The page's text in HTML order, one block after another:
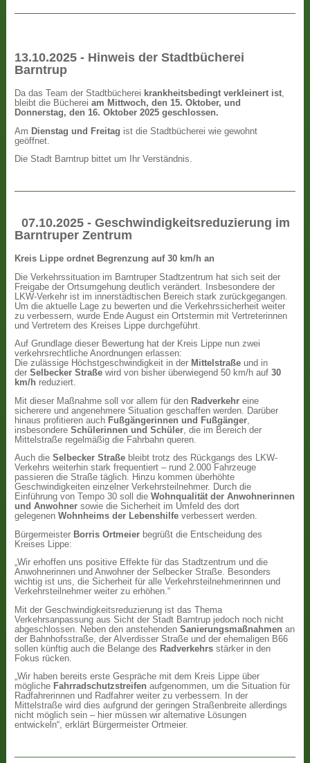
13.10.2025 - Hinweis der Stadtbücherei
Barntrup
Da das Team der Stadtbücherei krankheitsbedingt verkleinert ist,
bleibt die Büchereiam Mittwoch, den 15. Oktober, und
Donnerstag, den 16. Oktober 2025 geschlossen.
Am Dienstag und Freitag ist die Stadtbücherei wie gewohnt
geöffnet.
Die Stadt Barntrup bittet um Ihr Verständnis.
07.10.2025 - Geschwindigkeitsreduzierung im
Barntruper Zentrum
Kreis Lippe ordnet Begrenzung auf 30 km/h an
Die Verkehrssituation im Barntruper Stadtzentrum hat sich seit der
Freigabe der Ortsumgehung deutlich verändert. Insbesondere der
LKW-Verkehr ist im innerstädtischen Bereich stark zurückgegangen.
Um die aktuelle Lage zu bewerten und die Verkehrssicherheit weiter
zu verbessern, wurde Ende August ein Ortstermin mit Vertreterinnen
und Vertretern des Kreises Lippe durchgeführt.
Auf Grundlage dieser Bewertung hat der Kreis Lippe nun zwei
verkehrsrechtliche Anordnungen erlassen:
Die zulässige Höchstgeschwindigkeit in der Mittelstraße und in
derSelbecker Straße wird von bisher überwiegend 50 km/h auf30
km/h reduziert.
Mit dieser Maßnahme soll vor allem für den Radverkehr eine
sicherere und angenehmere Situation geschaffen werden. Darüber
hinaus profitieren auch Fußgängerinnen und Fußgänger
insbesondereSchülerinnen und Schüler , die im Bereich der
Mittelstraße regelmäßig die Fahrbahn queren.
Auch dieSelbecker Straße bleibt trotz des Rückgangs des LKW-
Verkehrs weiterhin stark frequentiert – rund 2.000 Fahrzeuge
passieren die Straße täglich. Hinzu kommen überhöhte
Geschwindigkeiten einzelner Verkehrsteilnehmer. Durch die
Einführung von Tempo 30 soll dieWohnqualität der Anwohnerinnen
und Anwohner sowie die Sicherheit im Umfeld des dort
gelegenenWohnheims der Lebenshilfe verbessert werden.
Bürgermeister Borris Ortmeier begrüßt die Entscheidung des
Kreises Lippe:
„Wir erhoffen uns positive Effekte für das Stadtzentrum und die
Anwohnerinnen und Anwohner der Selbecker Straße. Besonders
wichtig ist uns, die Sicherheit für alle Verkehrsteilnehmerinnen und
Verkehrsteilnehmer weiter zu erhöhen.“
Mit der Geschwindigkeitsreduzierung ist das Thema
Verkehrsanpassung aus Sicht der Stadt Barntrup jedoch noch nicht
abgeschlossen. Neben den anstehendenSanierungsmaßnahmen an
der Bahnhofsstraße, der Alverdisser Straße und der ehemaligen B66
sollen künftig auch die Belange des Radverkehrs stärker in den
Fokus rücken.
„Wir haben bereits erste Gespräche mit dem Kreis Lippe über
mögliche Fahrradschutzstreifen aufgenommen, um die Situation für
Radfahrerinnen und Radfahrer weiter zu verbessern. In der
Mittelstraße wird dies aufgrund der geringen Straßenbreite allerdings
nicht möglich sein – hier müssen wir alternative Lösungen
entwickeln“, erklärt Bürgermeister Ortmeier.